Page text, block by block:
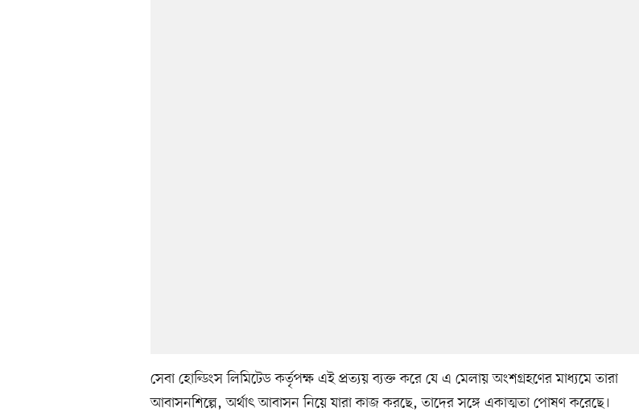
সেবা হোল্ডিংস লিমিটেড কর্তৃপক্ষ এই প্রত্যয় ব্যক্ত করে যে এ মেলায় অংশগ্রহণের মাধ্যমে তারা
আবাসনশিল্পে, অর্থাৎ আবাসন নিয়ে যারা কাজ করছে, তাদের সঙ্গে একাত্মতা পোষণ করেছে।